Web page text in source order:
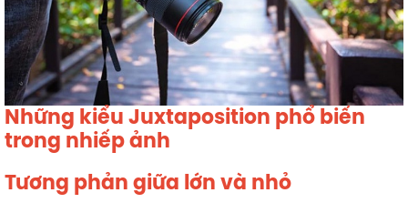
Những kiểu Juxtaposition phổ biến
trong nhiếp ảnh
Tương phản giữa lớn và nhỏ